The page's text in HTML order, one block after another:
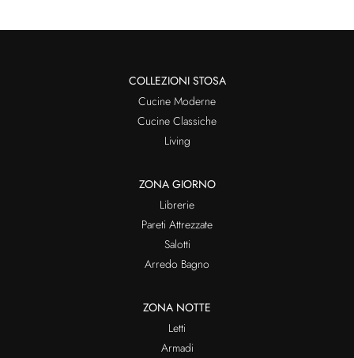
COLLEZIONI STOSA
Cucine Moderne
Cucine Classiche
Living
ZONA GIORNO
Librerie
Pareti Attrezzate
Salotti
Arredo Bagno
ZONA NOTTE
Letti
Armadi